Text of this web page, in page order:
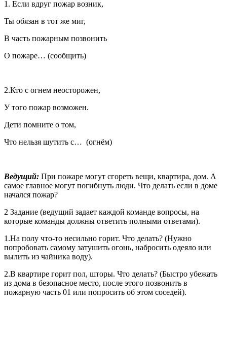
1. Если вдруг пожар возник,
Ты обязан в тот же миг,
В часть пожарным позвонить
О пожаре… (сообщить)
2.Кто с огнем неосторожен,
У того пожар возможен.
Дети помните о том,
Что нельзя шутить с… (огнём)
Ведущий: При пожаре могут сгореть вещи, квартира, дом. А
самое главное могут погибнуть люди. Что делать если в доме
начался пожар?
2 Задание (ведущий задает каждой команде вопросы, на
которые команды должны ответить полными ответами).
1.На полу что-то несильно горит. Что делать? (Нужно
попробовать самому затушить огонь, набросить одеяло или
вылить из чайника воду).
2.В квартире горит пол, шторы. Что делать? (Быстро убежать
из дома в безопасное место, после этого позвонить в
пожарную часть 01 или попросить об этом соседей).